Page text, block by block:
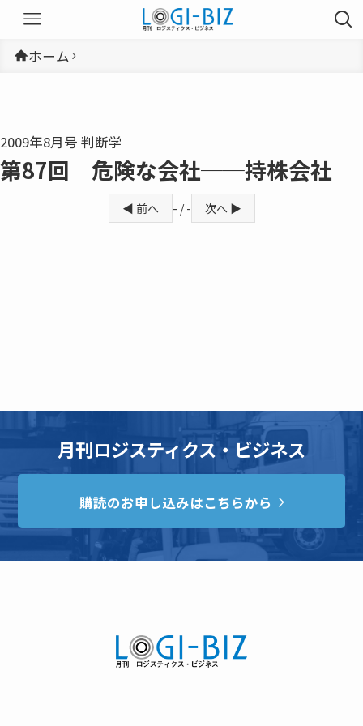
ホーム
2009年8月号 判断学
第87回 危険な会社──持株会社
◀ 前へ - / - 次へ ▶
月刊ロジスティクス・ビジネス
購読のお申し込みはこちらから